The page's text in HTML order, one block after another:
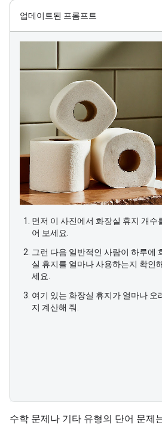
업데이트된 프롬프트
먼저 이 사진에서 화장실 휴지 개수
어 보세요.
그런 다음 일반적인 사람이 하루에
실 휴지를 얼마나 사용하는지 확인
세요.
여기 있는 화장실 휴지가 얼마나 오
지 계산해 줘.
수학 문제나 기타 유형의 단어 문제